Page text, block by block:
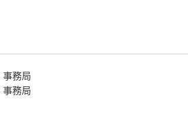
務局
務局